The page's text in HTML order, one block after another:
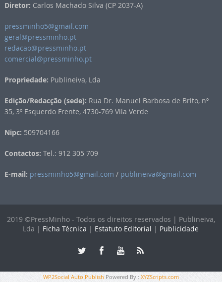
Diretor: Carlos Machado Silva (CP 2037-A)
pressminho5@gmail.com
geral@pressminho.pt
redacao@pressminho.pt
comercial@pressminho.pt
Propriedade: Publineiva, Lda
Edição/Redacção (sede): Rua Dr. Manuel Barbosa de Brito, nº
35, 3º Esquerdo Frente, 4730-769 Vila Verde
Nipc: 509704166
Contactos: Tel.: 912 305 709
E-mail: pressminho5@gmail.com / publineiva@gmail.com
2019 ©PressMinho - Todos os direitos reservados | Publineiva,
Lda | Ficha Técnica | Estatuto Editorial | Publicidade
WP2Social Auto Publish Powered By : XYZScripts.com